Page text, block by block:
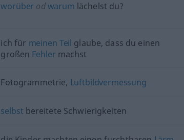
worüber odwarum lächelst du?
ich für meinen Teil glaube, dass du einen
großen Fehler machst
Fotogrammetrie, Luftbildvermessung
selbst bereitete Schwierigkeiten